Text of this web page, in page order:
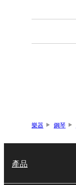
樂器 鋼琴
產品